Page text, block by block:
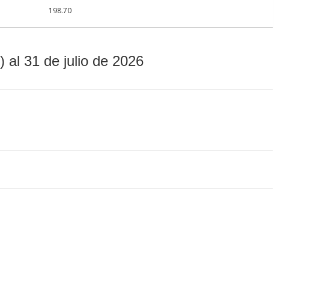
198.70
al 31 de julio de 2026